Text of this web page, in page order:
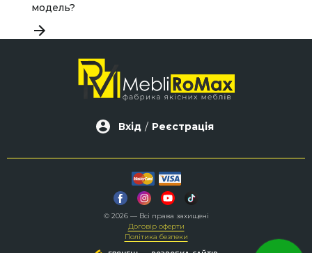
модель?
Вхід / Реєстрація
© 2026 — Всі права захищені
Договір оферти
Політика безпеки